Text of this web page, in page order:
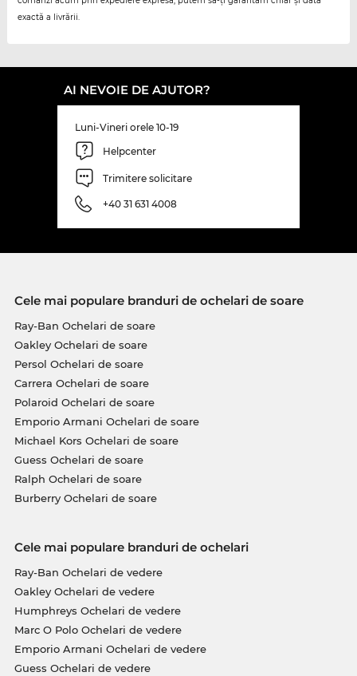
exactă a livrării.
AI NEVOIE DE AJUTOR?
Luni-Vineri orele 10-19
Helpcenter
Trimitere solicitare
+40 31 631 4008
Cele mai populare branduri de ochelari de soare
Ray-Ban Ochelari de soare
Oakley Ochelari de soare
Persol Ochelari de soare
Carrera Ochelari de soare
Polaroid Ochelari de soare
Emporio Armani Ochelari de soare
Michael Kors Ochelari de soare
Guess Ochelari de soare
Ralph Ochelari de soare
Burberry Ochelari de soare
Cele mai populare branduri de ochelari
Ray-Ban Ochelari de vedere
Oakley Ochelari de vedere
Humphreys Ochelari de vedere
Marc O Polo Ochelari de vedere
Emporio Armani Ochelari de vedere
Guess Ochelari de vedere